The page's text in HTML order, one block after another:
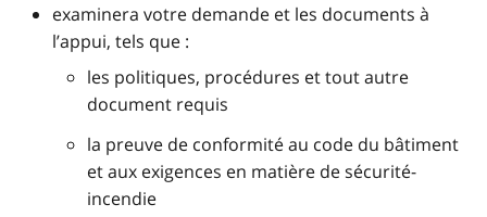
examinera votre demande et les documents à
l’appui, tels que :
les politiques, procédures et tout autre
document requis
la preuve de conformité au code du bâtiment
et aux exigences en matière de sécurité-
incendie